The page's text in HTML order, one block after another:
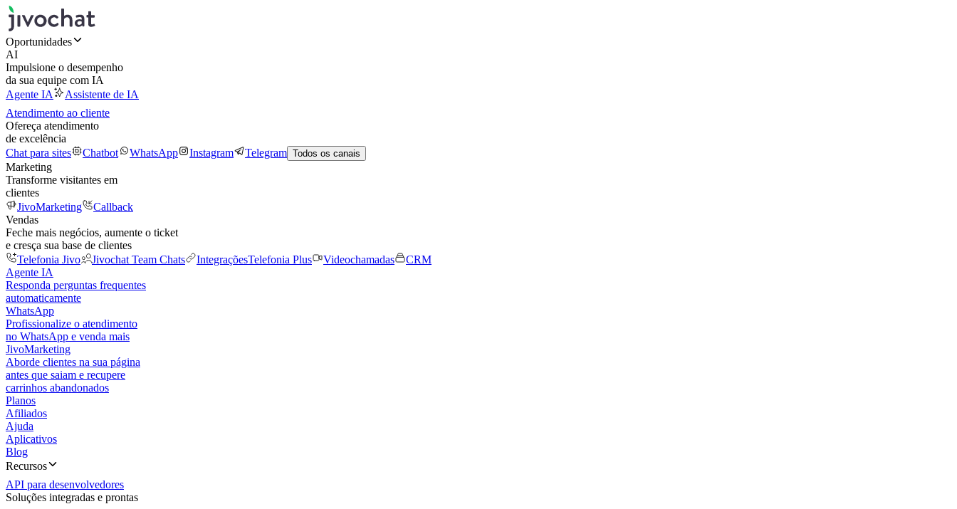
Oportunidades
AI
Impulsione o desempenho
da sua equipe com IA
Agente IA
Assistente de IA
Atendimento ao cliente
Ofereça atendimento
de excelência
Chat para sites
Chatbot WhatsApp Instagram Telegram Todos os canais
Marketing
Transforme visitantes em
clientes
JivoMarketing
Callback
Vendas
Feche mais negócios, aumente o ticket
e cresça sua base de clientes
Telefonia Jivo
Jivochat Team Chats IntegraçõesTelefonia Plus Videochamadas
CRM
Agente IA
Responda perguntas frequentes
automaticamente
WhatsApp
Profissionalize o atendimento
no WhatsApp e venda mais
JivoMarketing
Aborde clientes na sua página
antes que saiam e recupere
carrinhos abandonados
Planos
Afiliados
Ajuda
Aplicativos
Blog
Recursos
API para desenvolvedores
Soluções integradas e prontas